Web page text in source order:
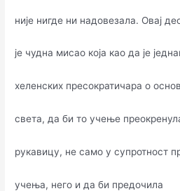
није нигде ни надовезала. Овај
је чудна мисао која као да је
хеленских пресократичара о
света, да би то учење
рукавицу, не само у супротност
учења, него и да би предочила